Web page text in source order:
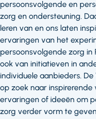
persoonsvolgende en
zorg en ondersteuning.
leren van en ons laten
ervaringen van het
persoonsvolgende zorg in
ook van initiatieven in
individuele aanbieders. De
op zoek naar inspirerende
ervaringen of ideeën om
zorg verder vorm te